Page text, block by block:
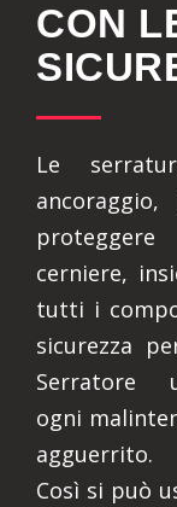
CON
Le
cerniere,
tutti i
sicurezza
Serratore
ogni
agguerrito.
Così si può